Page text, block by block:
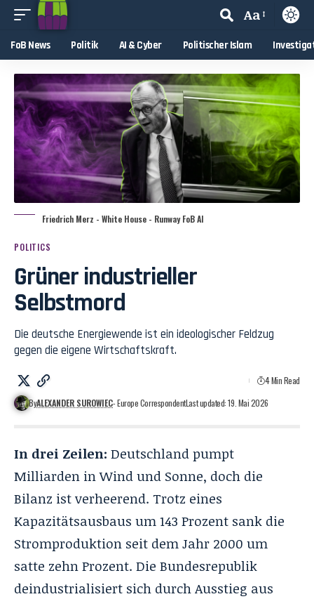
Aa
FoB News Politik AI & Cyber Politischer Islam
Friedrich Merz - White House - Runway FoB AI
POLITICS
Grüner industrieller
Selbstmord
Die deutsche Energiewende ist ein ideologischer Feldzug
gegen die eigene Wirtschaftskraft.
ByALEXANDER SUROWIEC- Europe CorrespondentLast updated: 19. Mai 2026
4 Min Read
In drei Zeilen: Deutschland pumpt
Milliarden in Wind und Sonne, doch die
Bilanz ist verheerend. Trotz eines
Kapazitätsausbaus um 143 Prozent sank die
Stromproduktion seit dem Jahr 2000 um
satte zehn Prozent. Die Bundesrepublik
deindustrialisiert sich durch Ausstieg aus